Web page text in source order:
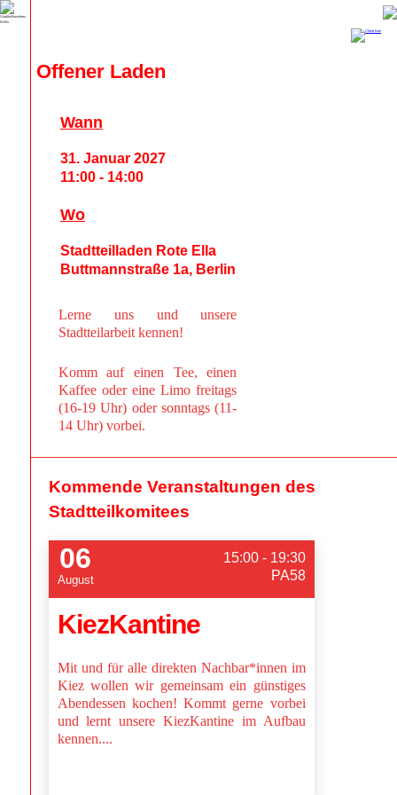
Offener Laden
Lerne uns und unsere
Stadtteilarbeit kennen!
Komm auf einen Tee, einen
Kaffee oder eine Limo freitags
(16-19 Uhr) oder sonntags (11-
14 Uhr) vorbei.
Wann
31. Januar 2027
11:00 - 14:00
Wo
Stadtteilladen Rote Ella
Buttmannstraße 1a, Berlin
Kommende Veranstaltungen des
Stadtteilkomitees
06
August
15:00 - 19:30
PA58
KiezKantine
Mit und für alle direkten Nachbar*innen im
Kiez wollen wir gemeinsam ein günstiges
Abendessen kochen! Kommt gerne vorbei
und lernt unsere KiezKantine im Aufbau
kennen....